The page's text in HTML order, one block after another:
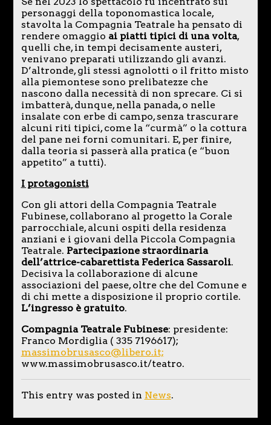
personaggi della toponomastica locale,
stavolta la Compagnia Teatrale ha pensato di
rendere omaggio ai piatti tipici di una volta,
quelli che, in tempi decisamente austeri,
venivano preparati utilizzando gli avanzi.
D’altronde, gli stessi agnolotti o il fritto misto
alla piemontese sono prelibatezze che
nascono dalla necessità di non sprecare. Ci si
imbatterà, dunque, nella panada, o nelle
insalate con erbe di campo, senza trascurare
alcuni riti tipici, come la “curmà” o la cottura
del pane nei forni comunitari. E, per finire,
dalla teoria si passerà alla pratica (e “buon
appetito” a tutti).
I protagonisti
Con gli attori della Compagnia Teatrale
Fubinese, collaborano al progetto la Corale
parrocchiale, alcuni ospiti della residenza
anziani e i giovani della Piccola Compagnia
Teatrale. Partecipazione straordinaria
dell’attrice-cabarettista Federica Sassaroli.
Decisiva la collaborazione di alcune
associazioni del paese, oltre che del Comune e
di chi mette a disposizione il proprio cortile.
L’ingresso è gratuito.
Compagnia Teatrale Fubinese: presidente:
Franco Mordiglia ( 335 7196617);
massimobrusasco@libero.it;
www.massimobrusasco.it/teatro.
This entry was posted in News.